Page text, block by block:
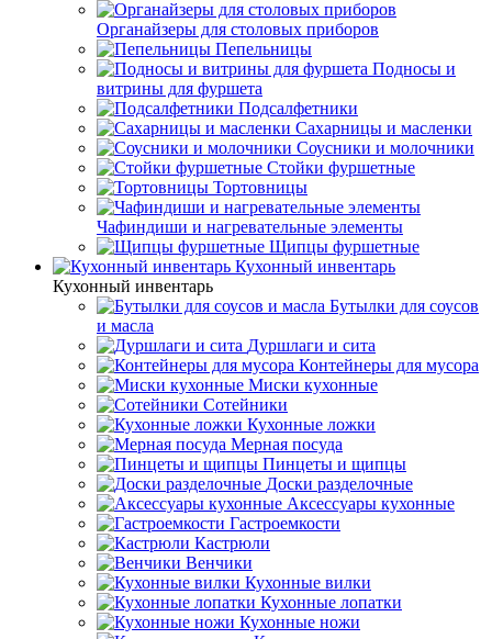
Органайзеры для столовых приборов
Пепельницы
Подносы и
витрины для фуршета
Подсалфетники
Сахарницы и масленки
Соусники и молочники
Стойки фуршетные
Тортовницы
Чафиндиши и нагревательные элементы
Щипцы фуршетные
Кухонный инвентарь
Кухонный инвентарь
Бутылки для соусов
и масла
Дуршлаги и сита
Контейнеры для мусора
Миски кухонные
Сотейники
Кухонные ложки
Мерная посуда
Пинцеты и щипцы
Доски разделочные
Аксессуары кухонные
Гастроемкости
Кастрюли
Венчики
Кухонные вилки
Кухонные лопатки
Кухонные ножи